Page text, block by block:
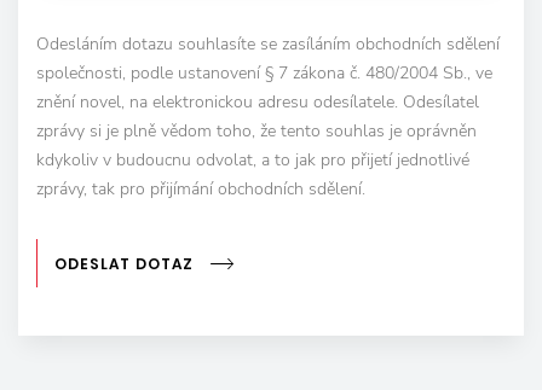
Odesláním dotazu souhlasíte se zasíláním obchodních sdělení
společnosti, podle ustanovení § 7 zákona č. 480/2004 Sb., ve
znění novel, na elektronickou adresu odesílatele. Odesílatel
zprávy si je plně vědom toho, že tento souhlas je oprávněn
kdykoliv v budoucnu odvolat, a to jak pro přijetí jednotlivé
zprávy, tak pro přijímání obchodních sdělení.
ODESLAT DOTAZ